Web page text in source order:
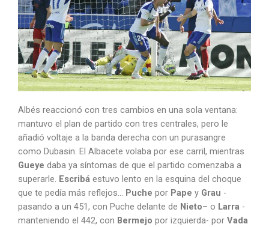
Albés reaccionó con tres cambios en una sola ventana:
mantuvo el plan de partido con tres centrales, pero le
añadió voltaje a la banda derecha con un purasangre
como Dubasin. El Albacete volaba por ese carril, mientras
Gueye daba ya síntomas de que el partido comenzaba a
superarle. Escribá estuvo lento en la esquina del choque
que te pedía más reflejos… Puche por Pape y Grau -
pasando a un 451, con Puche delante de Nieto– o Larra -
manteniendo el 442, con Bermejo por izquierda- por Vada